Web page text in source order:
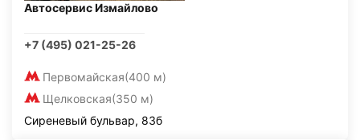
Автосервис Измайлово
+7 (495) 021-25-26
Первомайская(400 м)
Щелковская(350 м)
Сиреневый бульвар, 83б